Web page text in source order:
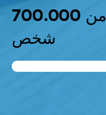
لقد وثق بنا أكثر من 700.000
شخص